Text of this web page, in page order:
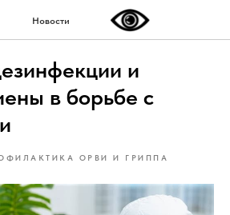
Новости
и
в борьбе с
ОРВИ И ГРИППА